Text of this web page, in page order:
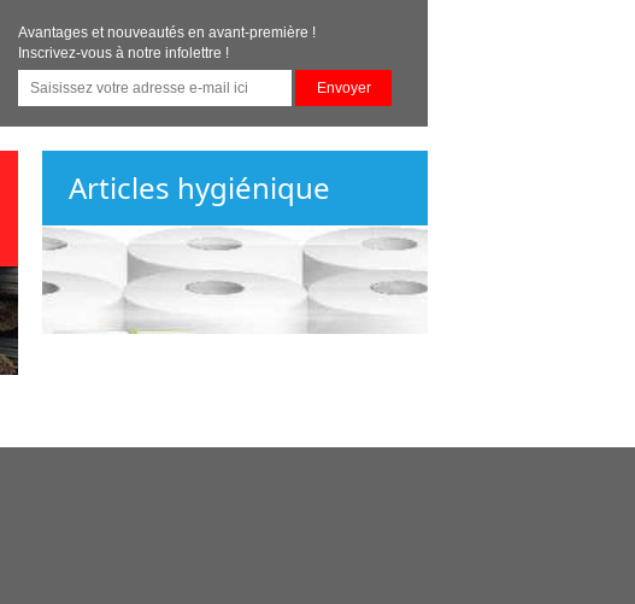
Avantages et nouveautés en avant-première !
Inscrivez-vous à notre infolettre !
Articles hygiénique